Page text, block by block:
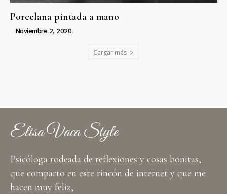
Porcelana pintada a mano
Noviembre 2, 2020
Cargar más
Elisa Vaca Style
Psicóloga rodeada de reflexiones y cosas bonitas,
que comparto en este rincón de internet y que me
hacen muy feliz,